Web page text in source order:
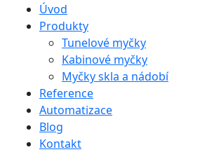
Úvod
Produkty
Tunelové myčky
Kabinové myčky
Myčky skla a nádobí
Reference
Automatizace
Blog
Kontakt